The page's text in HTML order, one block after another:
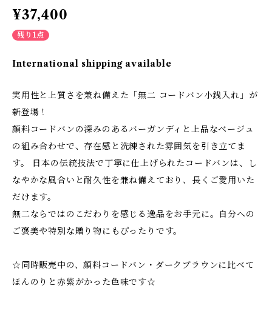
¥37,400
残り1点
International shipping available
実用性と上質さを兼ね備えた「無二 コードバン小銭入れ」が
新登場！
顔料コードバンの深みのあるバーガンディと上品なベージュ
の組み合わせで、存在感と洗練された雰囲気を引き立てま
す。 日本の伝統技法で丁寧に仕上げられたコードバンは、し
なやかな風合いと耐久性を兼ね備えており、長くご愛用いた
だけます。
無二ならではのこだわりを感じる逸品をお手元に。自分への
ご褒美や特別な贈り物にもぴったりです。
☆同時販売中の、顔料コードバン・ダークブラウンに比べて
ほんのりと赤紫がかった色味です☆